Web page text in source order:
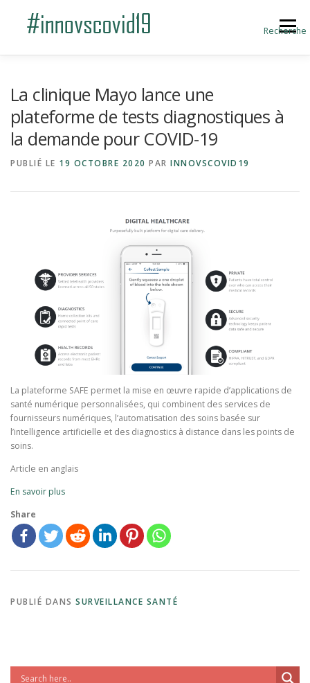
Recherche
Menu
SOUMETTRE UNE INNOVATION
La clinique Mayo lance une
plateforme de tests diagnostiques à
la demande pour COVID-19
PUBLIÉ LE 19 OCTOBRE 2020 PAR INNOVSCOVID19
La plateforme SAFE permet la mise en œuvre rapide d’applications de
santé numérique personnalisées, qui combinent des services de
fournisseurs numériques, l’automatisation des soins basée sur
l’intelligence artificielle et des diagnostics à distance dans les points de
soins.
Article en anglais
En savoir plus
Share
PUBLIÉ DANS SURVEILLANCE SANTÉ